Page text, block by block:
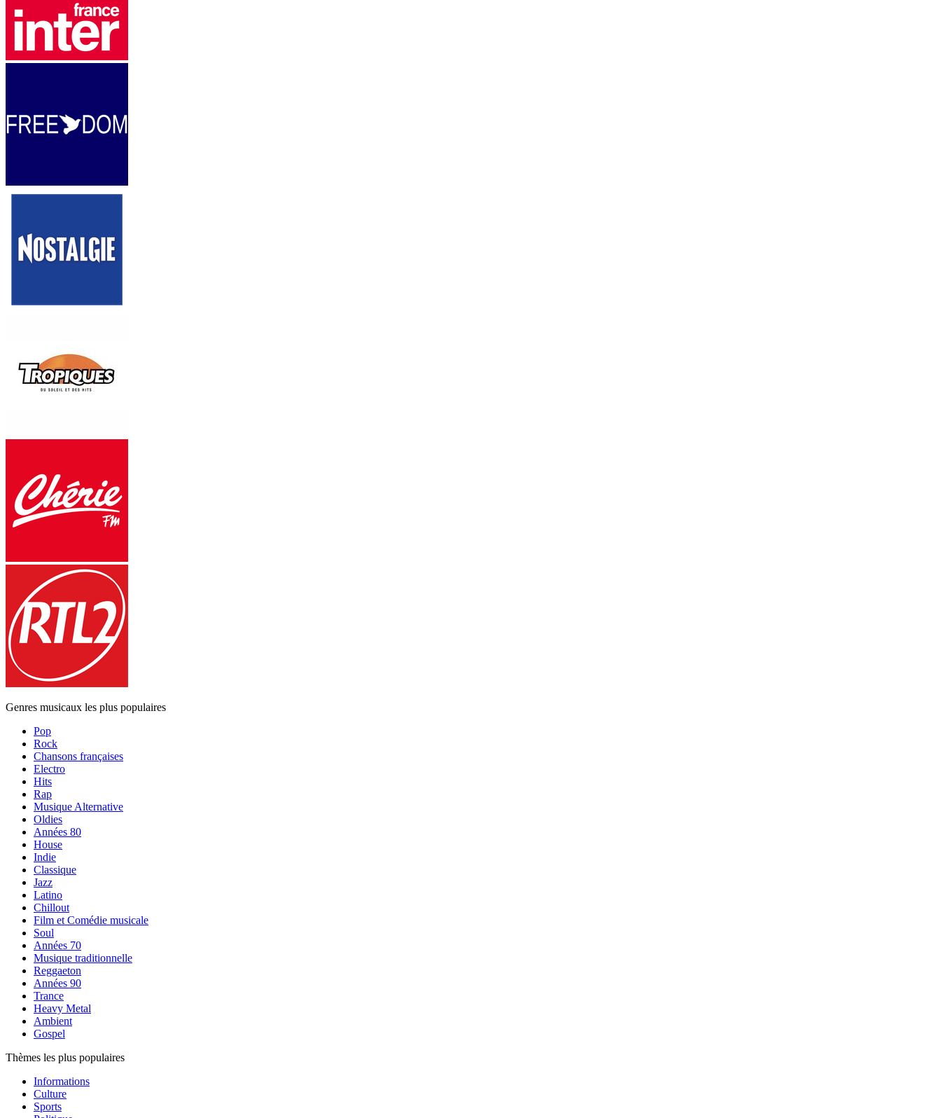
Genres musicaux les plus populaires
Pop
Rock
Chansons françaises
Electro
Hits
Rap
Musique Alternative
Oldies
Années 80
House
Indie
Classique
Jazz
Latino
Chillout
Film et Comédie musicale
Soul
Années 70
Musique traditionnelle
Reggaeton
Années 90
Trance
Heavy Metal
Ambient
Gospel
Thèmes les plus populaires
Informations
Culture
Sports